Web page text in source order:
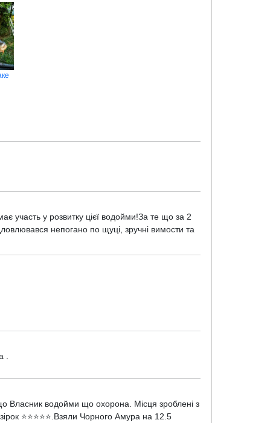
участь у розвитку цієї водойми!За те що за 2
непогано по щуці, зручні вимости та
Власник водойми що охорона. Місця зроблені з
⭐⭐⭐⭐⭐.Взяли Чорного Амура на 12.5